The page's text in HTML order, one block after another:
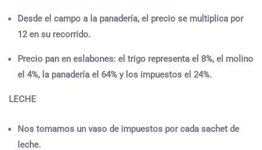
Desde el campo a la panadería, el precio se multiplica por
12 en su recorrido.
Precio pan en eslabones: el trigo representa el 8%, el molino
el 4%, la panadería el 64% y los impuestos el 24%.
LECHE
Nos tomamos un vaso de impuestos por cada sachet de
leche.